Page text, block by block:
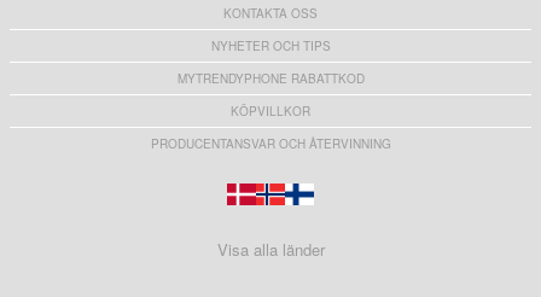
KONTAKTA OSS
NYHETER OCH TIPS
MYTRENDYPHONE RABATTKOD
KÖPVILLKOR
PRODUCENTANSVAR OCH ÅTERVINNING
Visa alla länder